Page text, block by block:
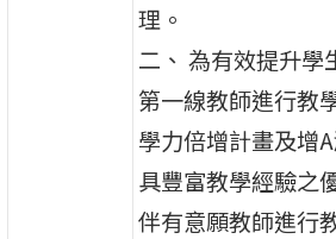
理。
二、 為有效提升學
第一線教師進行教
學力倍增計畫及增
具豐富教學經驗之
伴有意願教師進行